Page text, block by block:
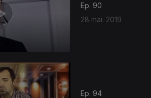
Ep. 90
28 mai. 2019
Ep. 94